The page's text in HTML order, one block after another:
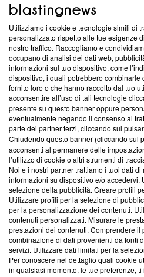
ABOUT
Questa sezione offre informazioni
News, sui nostri processi
creare news di qualità. Inoltre,
‘Trust Project - News with Integrity’
ancora membro del programma,
parte; Trust Project non ha
conformità agli standard.
Su di noi
Team editoriale
Corporate
Redazione
Informativa Privacy
Cookie Policy
Blasting SA, IDI CHE-
Lugano (Svizzera) Tel:+39
Utilizziamo i cookie e tecnologie simili di
personalizzato rispetto alle tue esigenze
nostro traffico. Raccogliamo e
occupano di analisi dei dati web,
informazioni sul tuo dispositivo, come
dispositivo, i quali potrebbero combinarle
fornito loro o che hanno raccolto dal tuo
acconsentire all’uso di tali tecnologie
presente su questo banner oppure
eventualmente negando il consenso al
parte dei partner terzi, cliccando sul
Chiudendo questo banner (cliccando sul
acconsenti al permanere delle
l’utilizzo di cookie o altri strumenti di
Noi e i nostri partner trattiamo i tuoi dati
informazioni su dispositivo e/o accedervi.
selezione della pubblicità. Creare profili
Utilizzare profili per la selezione di
per la personalizzazione dei contenuti.
contenuti personalizzati. Misurare le
prestazioni dei contenuti. Comprendere il
combinazione di dati provenienti da fonti
servizi. Utilizzare dati limitati per la
Per conoscere nel dettaglio quali cookie
in qualsiasi momento, le tue preferenze,